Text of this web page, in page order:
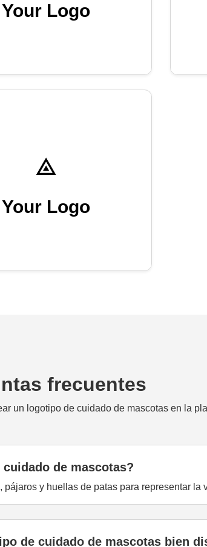
Your Logo
Your Logo
frecuentes
un logotipo de cuidado de mascotas en la
de mascotas?
y huellas de patas para representar la
de cuidado de mascotas bien